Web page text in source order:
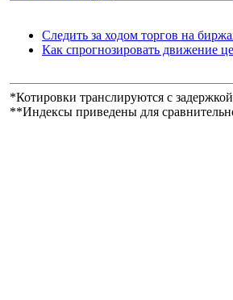
Следить за ходом торгов на
Как спрогнозировать движение
*Котировки транслируются с
**Индексы приведены для